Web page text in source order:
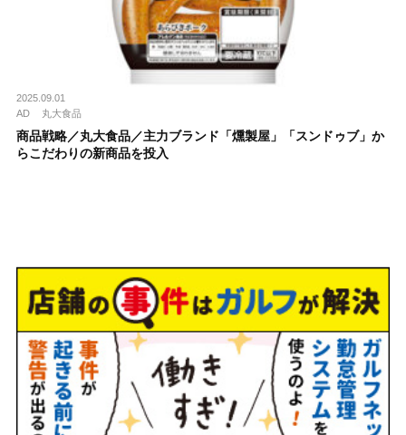
2025.09.01
AD
丸大食品
商品戦略／丸大食品／主力ブランド「燻製屋」「スンドゥブ」か
らこだわりの新商品を投入